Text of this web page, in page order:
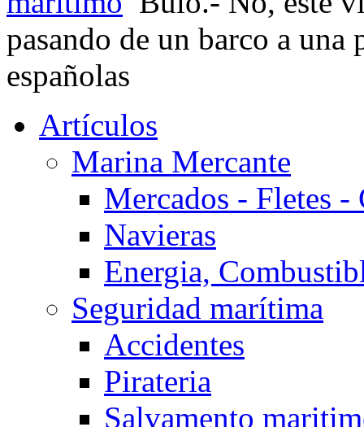
pasando de un barco a una
españolas
Artículos
Marina Mercante
Mercados - Fletes -
Navieras
Energia,
Seguridad marítima
Accidentes
Pirateria
Salvamento